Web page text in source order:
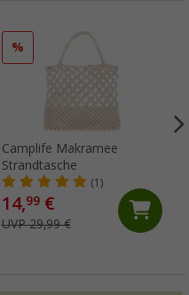
%
Camplife Makramee
Strandtasche
(1)
14,99€
UVP 29,99 €